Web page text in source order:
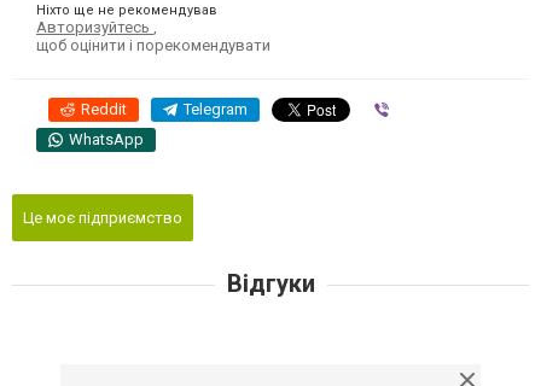
Ніхто ще не рекомендував
Авторизуйтесь
щоб оцінити і порекомендувати
Reddit Telegram
WhatsApp
Це моє підприємство
Відгуки